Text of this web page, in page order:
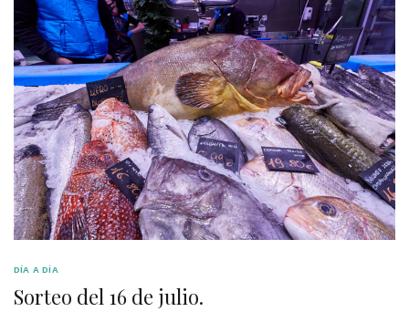
DÍA A DÍA
Sorteo del 16 de julio.